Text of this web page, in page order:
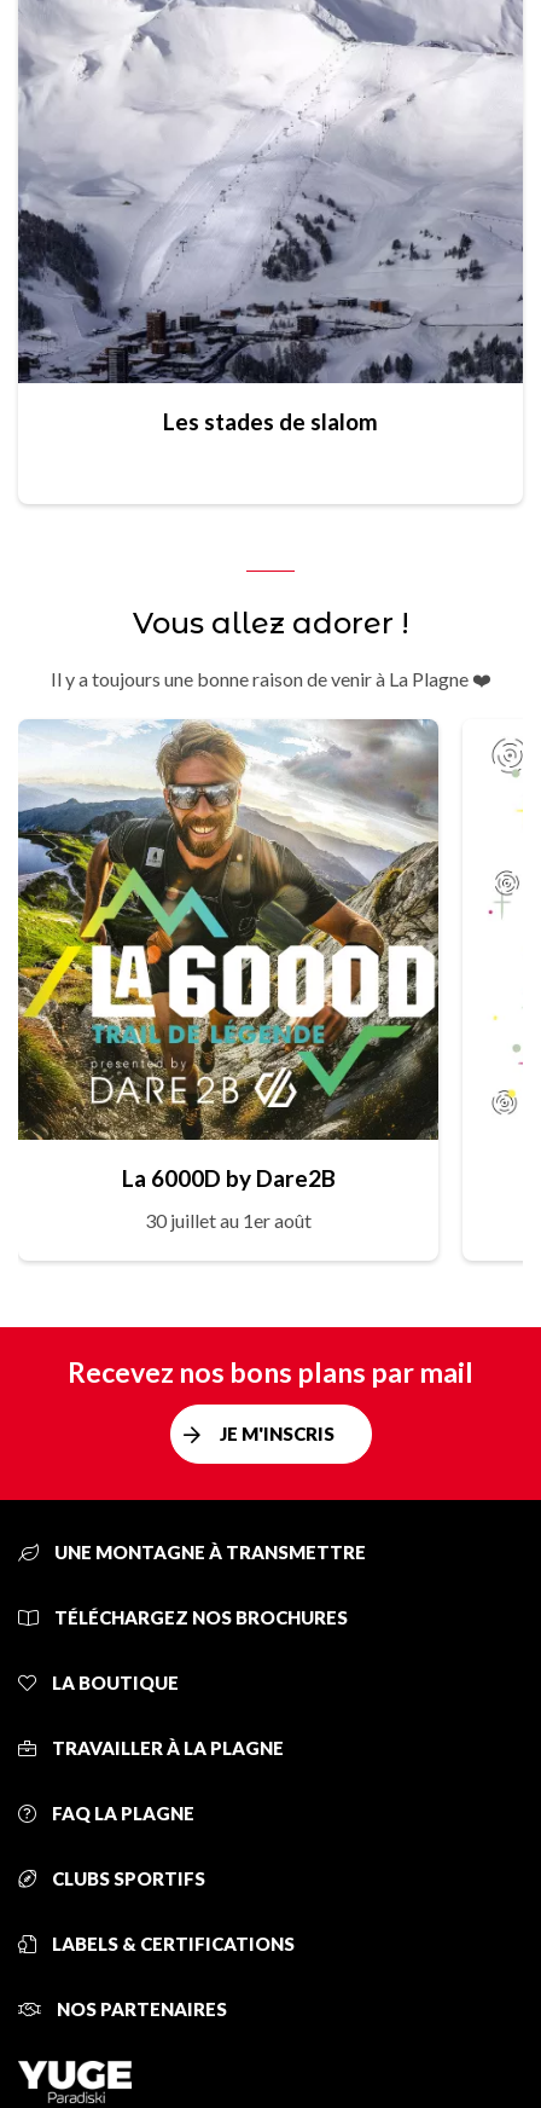
Les stades de slalom
Vous allez adorer !
Il y a toujours une bonne raison de venir à La Plagne ❤️
La 6000D by Dare2B
30 juillet au 1er août
Recevez nos bons plans par mail
JE M'INSCRIS
UNE MONTAGNE À TRANSMETTRE
TÉLÉCHARGEZ NOS BROCHURES
LA BOUTIQUE
TRAVAILLER À LA PLAGNE
FAQ LA PLAGNE
CLUBS SPORTIFS
LABELS & CERTIFICATIONS
NOS PARTENAIRES